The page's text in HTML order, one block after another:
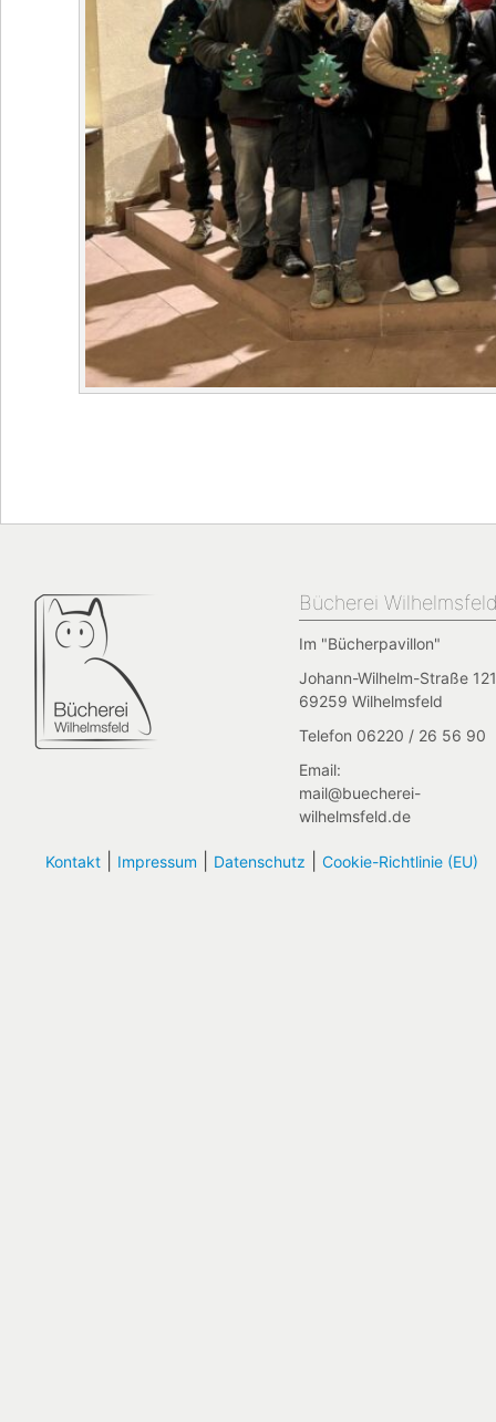
Bücherei
Im "Bücherpavillon"
Johann-Wilhelm-Straße
69259 Wilhelmsfeld
Telefon 06220 / 26 56 90
Email:
mail@buecherei-
wilhelmsfeld.de
Kontakt| Impressum Datenschutz Cookie-Richtlinie (EU)